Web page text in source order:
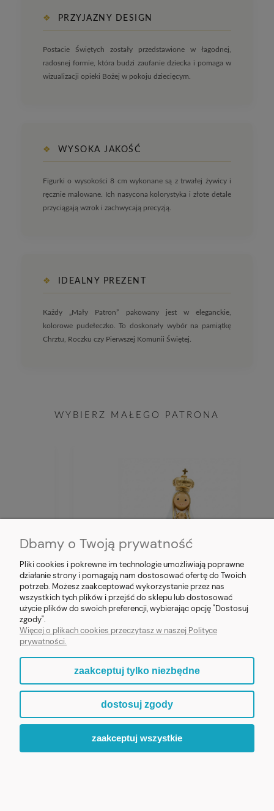
❖ PRZYJAZNY DESIGN
Postacie Świętych zostały przedstawione w łagodnej,
radosnej formie, która budzi zaufanie dziecka i pomaga w
wizualizacji opieki Bożej w pokoju dziecięcym.
❖ WYSOKA JAKOŚĆ
Figurki o wysokości 8 cm wykonane są z trwałej żywicy i
ręcznie malowane. Ich nasycona kolorystyka i złote detale
przyciągają wzrok i zachwycają precyzją.
❖ IDEALNY PREZENT
Każdy „Mały Patron” pakowany jest w eleganckie,
kolorowe pudełeczko. To doskonały wybór na pamiątkę
Chrztu, Roczku czy Pierwszej Komunii Świętej.
WYBIERZ MAŁEGO PATRONA
Figurka MB Fatimska z żywicy 8cm
ZOBACZ WIĘCEJ
❮
Dbamy o Twoją prywatność
Pliki cookies i pokrewne im technologie umożliwiają poprawne
działanie strony i pomagają nam dostosować ofertę do Twoich
potrzeb. Możesz zaakceptować wykorzystanie przez nas
wszystkich tych plików i przejść do sklepu lub dostosować
użycie plików do swoich preferencji, wybierając opcję "Dostosuj
zgody".
Więcej o plikach cookies przeczytasz w naszej Polityce
prywatności.
zaakceptuj tylko niezbędne
dostosuj zgody
zaakceptuj wszystkie